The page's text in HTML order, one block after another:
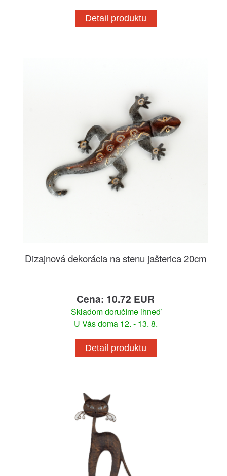
Detail produktu
Dizajnová dekorácia na stenu jašterica 20cm
Cena: 10.72 EUR
Skladom doručíme ihneď
U Vás doma 12. - 13. 8.
Detail produktu